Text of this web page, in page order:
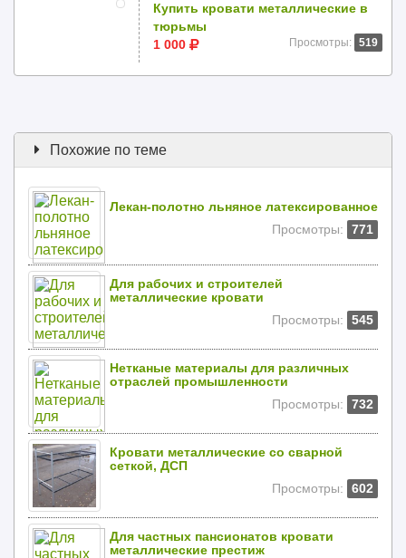
Купить кровати металлические в
тюрьмы
1 000
Просмотры: 519
Похожие по теме
Лекан-полотно льняное латексированное
Просмотры:
771
Для рабочих и строителей
металлические кровати
Просмотры:
545
Нетканые материалы для различных
отраслей промышленности
Просмотры:
732
Кровати металлические со сварной
сеткой, ДСП
Просмотры:
602
Для частных пансионатов кровати
металлические престиж